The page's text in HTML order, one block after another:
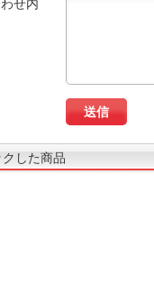
せ内
した商品